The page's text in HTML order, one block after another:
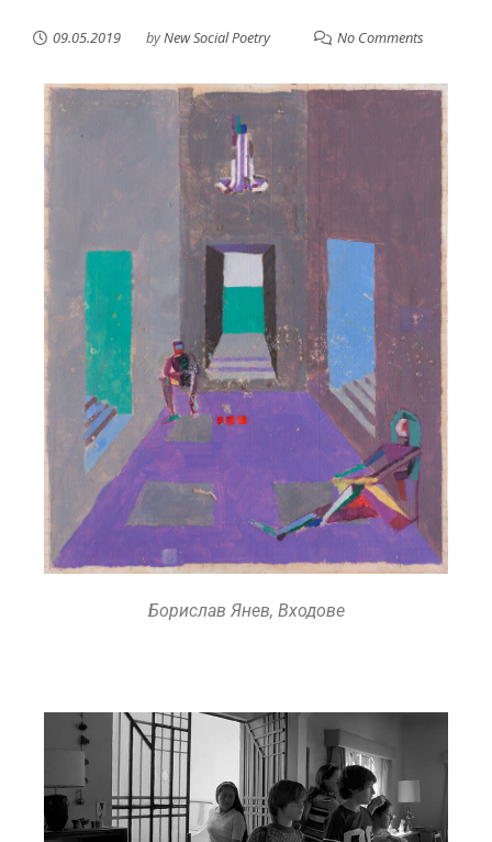
09.05.2019 byNew Social Poetry No Comments
Борислав Янев, Входове